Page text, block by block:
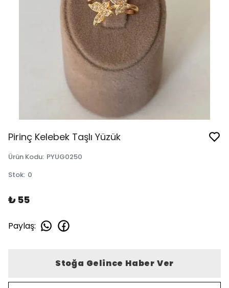
Pirinç Kelebek Taşlı Yüzük
Ürün Kodu: PYUG0250
Stok: 0
₺ 55
Paylaş:
Stoğa Gelince Haber Ver